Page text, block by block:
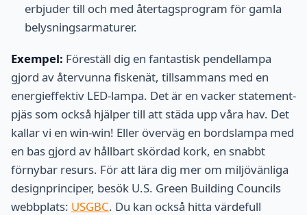
erbjuder till och med återtagsprogram för gamla
belysningsarmaturer.
Exempel: Föreställ dig en fantastisk pendellampa
gjord av återvunna fiskenät, tillsammans med en
energieffektiv LED-lampa. Det är en vacker statement-
pjäs som också hjälper till att städa upp våra hav. Det
kallar vi en win-win! Eller överväg en bordslampa med
en bas gjord av hållbart skördad kork, en snabbt
förnybar resurs. För att lära dig mer om miljövänliga
designprinciper, besök U.S. Green Building Councils
webbplats: USGBC. Du kan också hitta värdefull